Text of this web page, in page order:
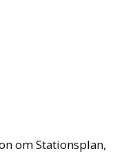
om Stationsplan,